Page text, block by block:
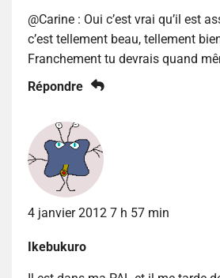
@Carine : Oui c’est vrai qu’il est
c’est tellement beau, tellement
Franchement tu devrais quand
Répondre
4 janvier 2012 7 h 57 min
Ikebukuro